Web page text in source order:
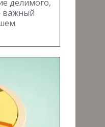
делимого,
важный